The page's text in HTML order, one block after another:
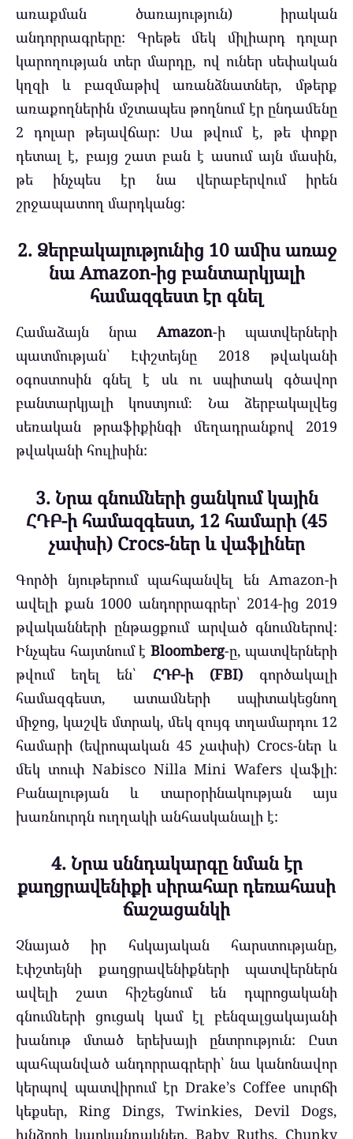
առաքման ծառայություն) իրական
անդորրագրերը: Գրեթե մեկ միլիարդ դոլար
կարողության տեր մարդը, ով ուներ սեփական
կղզի և բազմաթիվ առանձնատներ, մթերք
առաքողներին մշտապես թողնում էր ընդամենը
2 դոլար թեյավճար: Սա թվում է, թե փոքր
դետալ է, բայց շատ բան է ասում այն մասին,
թե ինչպես էր նա վերաբերվում իրեն
շրջապատող մարդկանց:
2. Ձերբակալությունից 10 ամիս առաջ
նա Amazon-ից բանտարկյալի
համազգեստ էր գնել
Համաձայն նրա Amazon-ի պատվերների
պատմության՝ Էփշտեյնը 2018 թվականի
օգոստոսին գնել է սև ու սպիտակ գծավոր
բանտարկյալի կոստյում։ Նա ձերբակալվեց
սեռական թրաֆիքինգի մեղադրանքով 2019
թվականի հուլիսին:
3. Նրա գնումների ցանկում կային
ՀԴԲ-ի համազգեստ, 12 համարի (45
չափսի) Crocs-ներ և վաֆլիներ
Գործի նյութերում պահպանվել են Amazon-ի
ավելի քան 1000 անդորրագրեր՝ 2014-ից 2019
թվականների ընթացքում արված գնումներով:
Ինչպես հայտնում է Bloomberg-ը, պատվերների
թվում եղել են՝ ՀԴԲ-ի (FBI) գործակալի
համազգեստ, ատամների սպիտակեցնող
միջոց, կաշվե մտրակ, մեկ զույգ տղամարդու 12
համարի (եվրոպական 45 չափսի) Crocs-ներ և
մեկ տուփ Nabisco Nilla Mini Wafers վաֆլի:
Բանալության և տարօրինակության այս
խառնուրդն ուղղակի անհասկանալի է:
4. Նրա սննդակարգը նման էր
քաղցրավենիքի սիրահար դեռահասի
ճաշացանկի
Չնայած իր հսկայական հարստությանը,
Էփշտեյնի քաղցրավենիքների պատվերներն
ավելի շատ հիշեցնում են դպրոցականի
գնումների ցուցակ կամ էլ բենզալցակայանի
խանութ մտած երեխայի ընտրություն: Ըստ
պահպանված անդորրագրերի՝ նա կանոնավոր
կերպով պատվիրում էր Drake’s Coffee սուրճի
կեքսեր, Ring Dings, Twinkies, Devil Dogs,
խնձորի կարկանդակներ, Baby Ruths, Chunky